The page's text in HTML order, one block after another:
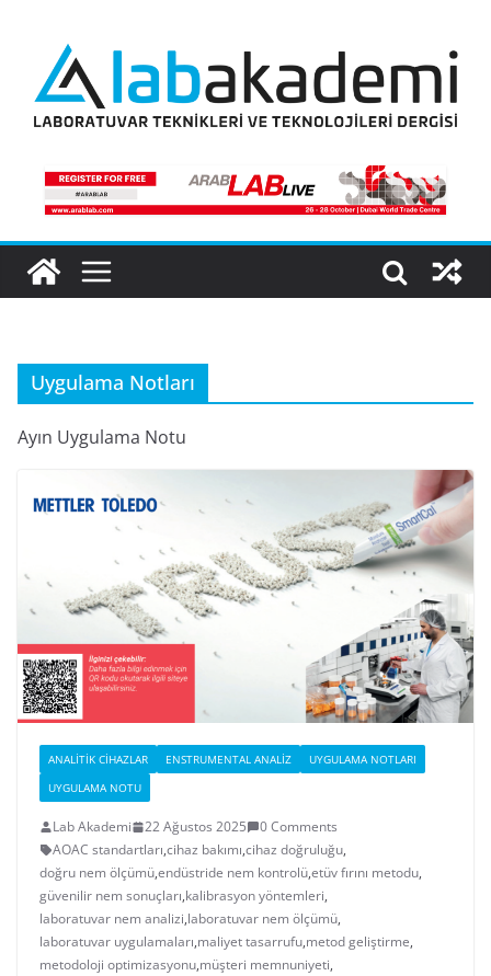
content
Uygulama Notları
Ayın Uygulama Notu
ANALITIK CIHAZLAR ENSTRUMENTAL ANALIZ
UYGULAMA NOTLARI
UYGULAMA NOTU
Lab Akademi 22 Ağustos 2025
0 Comments
AOAC standartları,cihaz bakımı,cihaz doğruluğu,
doğru nem ölçümü,endüstride nem kontrolü,etüv fırını metodu,
güvenilir nem sonuçları,kalibrasyon yöntemleri,
laboratuvar nem analizi,laboratuvar nem ölçümü,
laboratuvar uygulamaları,maliyet tasarrufu,metod geliştirme,
metodoloji optimizasyonu,müşteri memnuniyeti,